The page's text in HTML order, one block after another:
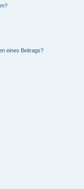
eines Beitrags?